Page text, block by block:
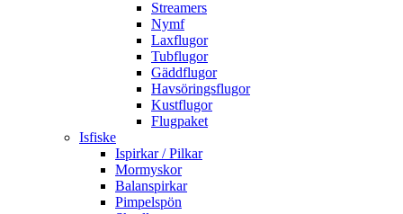
Streamers
Nymf
Laxflugor
Tubflugor
Gäddflugor
Havsöringsflugor
Kustflugor
Flugpaket
Isfiske
Ispirkar / Pilkar
Mormyskor
Balanspirkar
Pimpelspön